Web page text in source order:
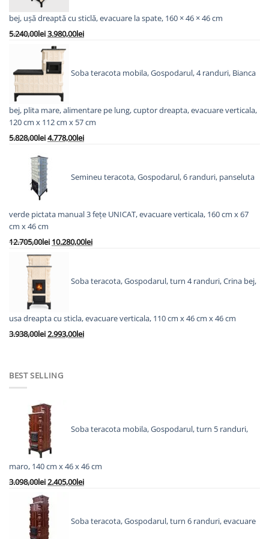
bej, ușă dreaptă cu sticlă, evacuare la spate, 160 × 46 × 46 cm
5.240,00leiPrețul
inițial
fost:
5.240,00lei.
3.980,00leiPrețul
3.980,00lei.
Soba teracota mobila, Gospodarul, 4 randuri, Bianca
bej, plita mare, alimentare pe lung, cuptor dreapta, evacuare verticala,
120 cm x 112 cm x 57 cm
5.828,00leiPrețul
a
fost:
5.828,00lei.
4.778,00leiPrețul
4.778,00lei.
Semineu teracota, Gospodarul, 6 randuri, panseluta
verde pictata manual 3 fețe UNICAT, evacuare verticala, 160 cm x 67
cm x 46 cm
12.705,00lei Prețul
inițial
a
10.280,00leiPrețul
10.280,00lei.
Soba teracota, Gospodarul, turn 4 randuri, Crina bej,
usa dreapta cu sticla, evacuare verticala, 110 cm x 46 cm x 46 cm
3.938,00leiPrețul
3.938,00lei.
2.993,00leiPrețul
BEST SELLING
Soba teracota mobila, Gospodarul, turn 5 randuri,
maro, 140 cm x 46 x 46 cm
3.098,00leiPrețul
a
fost:
3.098,00lei.
2.405,00leiPrețul
2.405,00lei.
Soba teracota, Gospodarul, turn 6 randuri, evacuare